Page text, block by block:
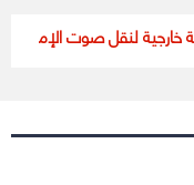
لنقل صوت الإمام لمن